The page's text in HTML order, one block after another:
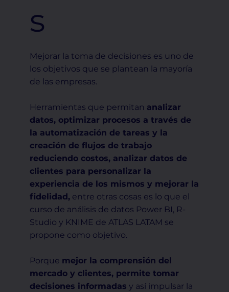
s
Mejorar la toma de decisiones es uno de
los objetivos que se plantean la mayoría
de las empresas.
Herramientas que permitan analizar
datos, optimizar procesos a través de
la automatización de tareas y la
creación de flujos de trabajo
reduciendo costos, analizar datos de
clientes para personalizar la
experiencia de los mismos y mejorar la
fidelidad, entre otras cosas es lo que el
curso de análisis de datos Power BI, R-
Studio y KNIME de ATLAS LATAM se
propone como objetivo.
Porque mejor la comprensión del
mercado y clientes, permite tomar
decisiones informadas y así impulsar la